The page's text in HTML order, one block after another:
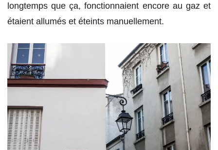
longtemps que ça, fonctionnaient encore au gaz et
étaient allumés et éteints manuellement.